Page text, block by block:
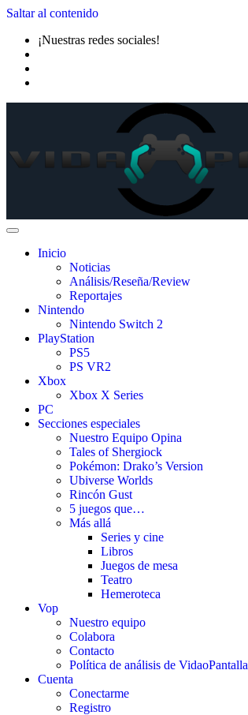
Saltar al contenido
¡Nuestras redes sociales!
Inicio
Noticias
Análisis/Reseña/Review
Reportajes
Nintendo
Nintendo Switch 2
PlayStation
PS5
PS VR2
Xbox
Xbox X Series
PC
Secciones especiales
Nuestro Equipo Opina
Tales of Shergiock
Pokémon: Drako’s Version
Ubiverse Worlds
Rincón Gust
5 juegos que…
Más allá
Series y cine
Libros
Juegos de mesa
Teatro
Hemeroteca
Vop
Nuestro equipo
Colabora
Contacto
Política de análisis de VidaoPantalla
Cuenta
Conectarme
Registro